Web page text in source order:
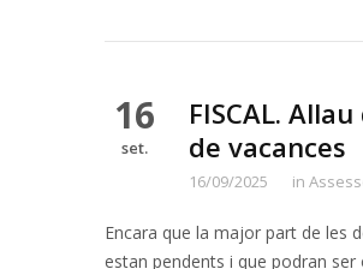
16
set.
FISCAL.
de vacances
16/09/2025 in
Encara que la major part de les
estan pendents i que podran